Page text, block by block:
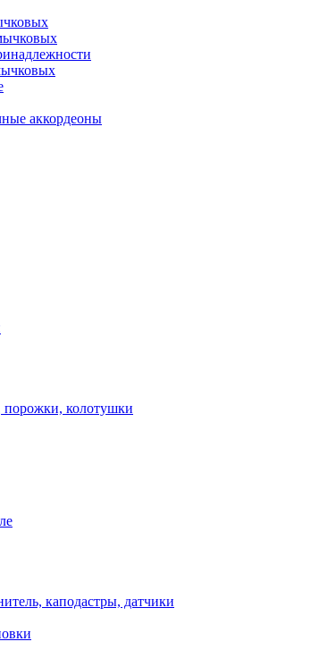
аккордеоны
колотушки
каподастры, датчики